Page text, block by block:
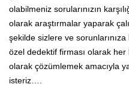
olabilmeniz sorularınızın
olarak araştırmalar yaparak
şekilde sizlere ve sorunlarınıza
özel dedektif firması olarak her
olarak çözümlemek amacıyla
isteriz….